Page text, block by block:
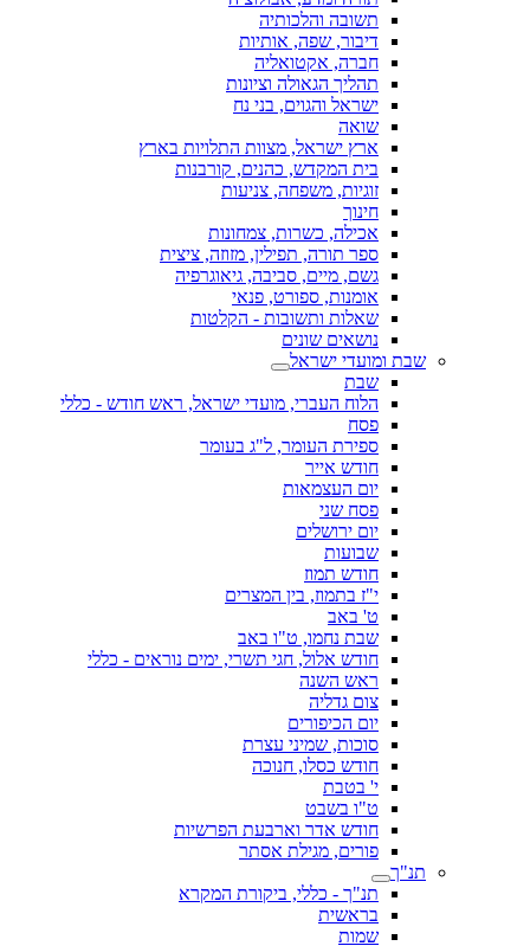
תשובה והלכותיה
דיבור, שפה, אותיות
חברה, אקטואליה
תהליך הגאולה וציונות
ישראל והגוים, בני נח
שואה
ארץ ישראל, מצוות התלויות בארץ
בית המקדש, כהנים, קורבנות
זוגיות, משפחה, צניעות
חינוך
אכילה, כשרות, צמחונות
ספר תורה, תפילין, מזוזה, ציצית
גשם, מיים, סביבה, גיאוגרפיה
אומנות, ספורט, פנאי
שאלות ותשובות - הקלטות
נושאים שונים
שבת ומועדי ישראל
שבת
הלוח העברי, מועדי ישראל, ראש חודש - כללי
פסח
ספירת העומר, ל"ג בעומר
חודש אייר
יום העצמאות
פסח שני
יום ירושלים
שבועות
חודש תמוז
י"ז בתמוז, בין המצרים
ט' באב
שבת נחמו, ט"ו באב
חודש אלול, חגי תשרי, ימים נוראים - כללי
ראש השנה
צום גדליה
יום הכיפורים
סוכות, שמיני עצרת
חודש כסלו, חנוכה
י' בטבת
ט"ו בשבט
חודש אדר וארבעת הפרשיות
פורים, מגילת אסתר
תנ"ך
תנ"ך - כללי, ביקורת המקרא
בראשית
שמות